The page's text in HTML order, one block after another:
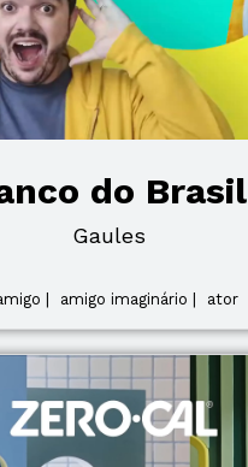
do Brasil
Gaules
| amigo imaginário | ator